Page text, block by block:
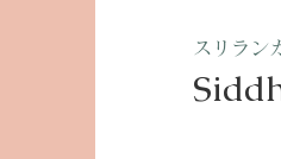
スリラン